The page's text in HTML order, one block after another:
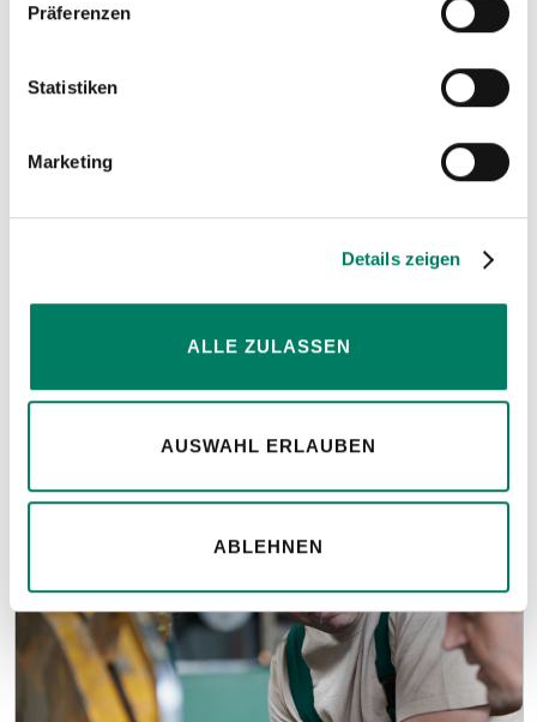
Präferenzen
Statistiken
Marketing
Details zeigen
ALLE ZULASSEN
AUSWAHL ERLAUBEN
ABLEHNEN
MEHR ERFAHREN